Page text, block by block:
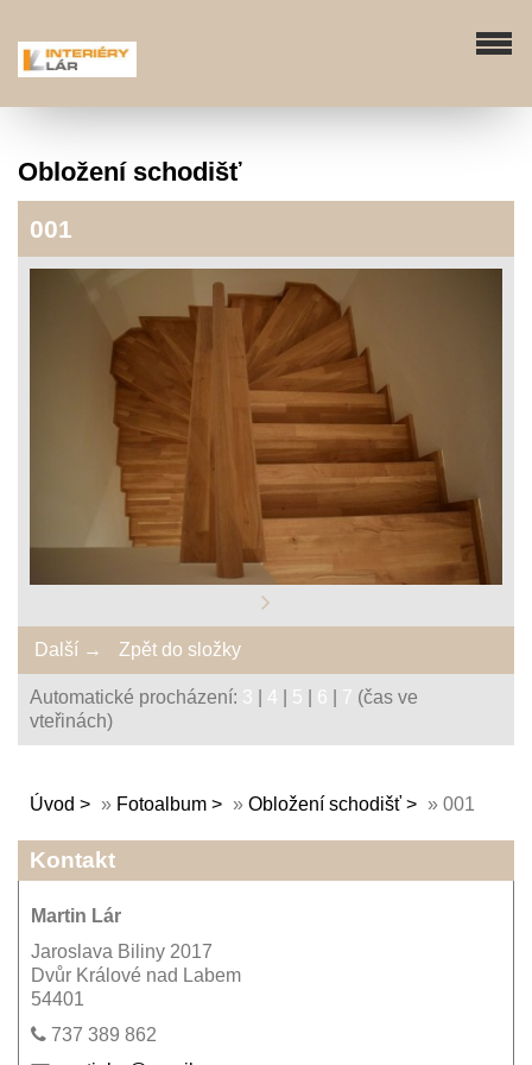
Obložení schodišť
001
Další → Zpět do složky
Automatické procházení: 3 4 5 6 7 (čas ve
vteřinách)
Úvod » Fotoalbum » Obložení schodišť » 001
Kontakt
Martin Lár
Jaroslava Biliny 2017
Dvůr Králové nad Labem
54401
737 389 862